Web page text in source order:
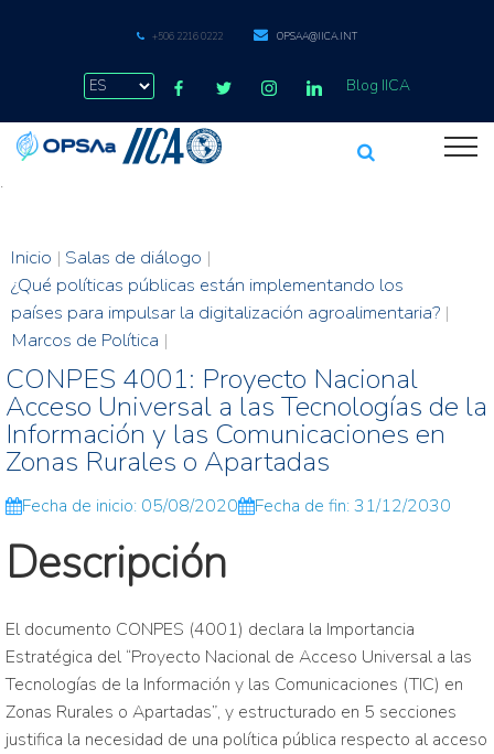
+506 2216 0222 OPSAA@IICA.INT
Blog IICA
.
Inicio | Salas de diálogo |
¿Qué políticas públicas están implementando los
países para impulsar la digitalización agroalimentaria? |
Marcos de Política |
CONPES 4001: Proyecto Nacional
Acceso Universal a las Tecnologías de la
Información y las Comunicaciones en
Zonas Rurales o Apartadas
Fecha de inicio: 05/08/2020 Fecha de fin: 31/12/2030
Descripción
El documento CONPES (4001) declara la Importancia
Estratégica del “Proyecto Nacional de Acceso Universal a las
Tecnologías de la Información y las Comunicaciones (TIC) en
Zonas Rurales o Apartadas”, y estructurado en 5 secciones
justifica la necesidad de una política pública respecto al acceso